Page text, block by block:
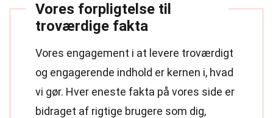
Vores forpligtelse til
troværdige fakta
Vores engagement i at levere troværdigt
og engagerende indhold er kernen i, hvad
vi gør. Hver eneste fakta på vores side er
bidraget af rigtige brugere som dig,